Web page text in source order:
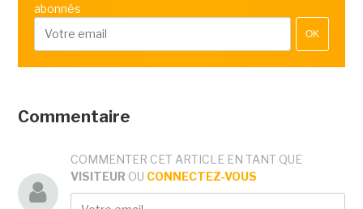
abonnés
OK
Commentaire
COMMENTER CET ARTICLE EN TANT QUE
VISITEUR OU CONNECTEZ-VOUS